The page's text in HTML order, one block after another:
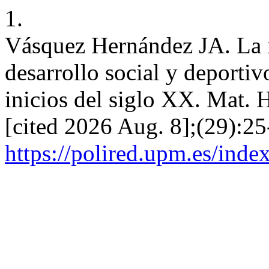
1.
Vásquez Hernández JA.
desarrollo social y
inicios del siglo XX. Mat.
[cited 2026 Aug.
https://polired.upm.es/